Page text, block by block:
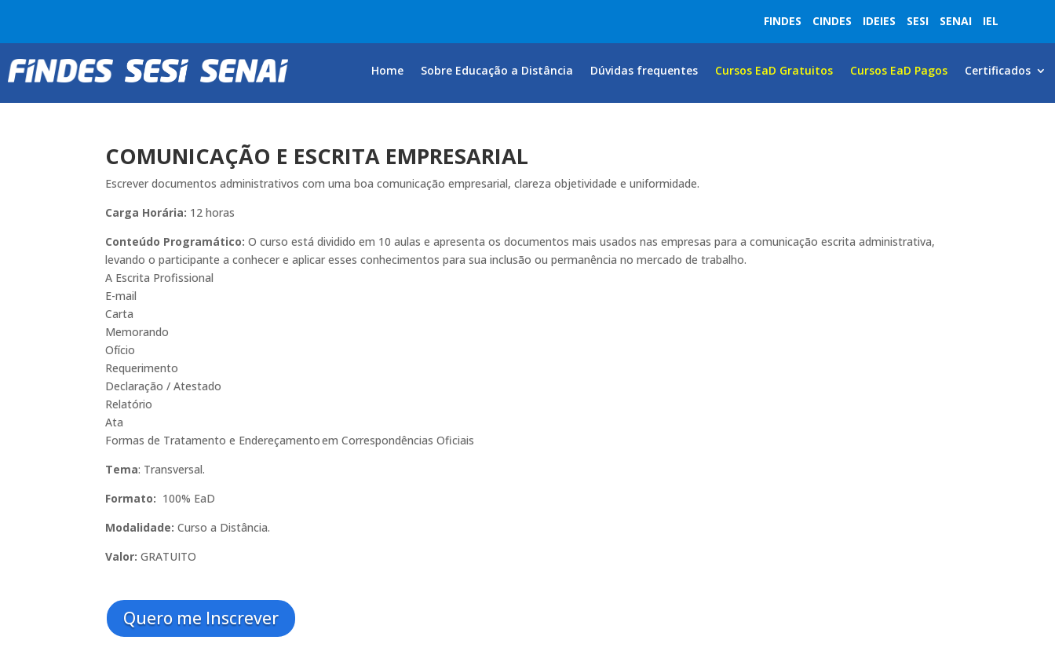
FINDES CINDES IDEIES SESI SENAI IEL
Home Sobre Educação a Distância Dúvidas frequentes Cursos EaD Gratuitos Cursos EaD Pagos Certificados
COMUNICAÇÃO E ESCRITA EMPRESARIAL
Escrever documentos administrativos com uma boa comunicação empresarial, clareza objetividade e uniformidade.
Carga Horária: 12 horas
Conteúdo Programático: O curso está dividido em 10 aulas e apresenta os documentos mais usados nas empresas para a comunicação escrita administrativa,
levando o participante a conhecer e aplicar esses conhecimentos para sua inclusão ou permanência no mercado de trabalho.
A Escrita Profissional
E-mail
Carta
Memorando
Ofício
Requerimento
Declaração / Atestado
Relatório
Ata
Formas de Tratamento e Endereçamento em Correspondências Oficiais
Tema: Transversal.
Formato: 100% EaD
Modalidade: Curso a Distância.
Valor: GRATUITO
Quero me Inscrever